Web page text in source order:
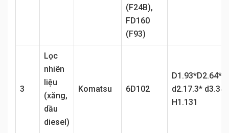
(F24B),
FD160
(F93)
3
Lọc
nhiên
liệu
(xăng,
dầu
diesel)
Komatsu 6D102
d2.17.3*
H1.131